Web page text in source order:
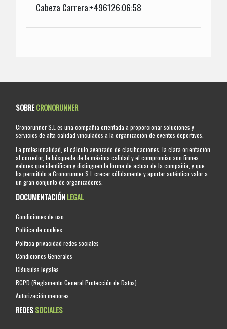
Cabeza Carrera:+496126:06:58
SOBRECRONORUNNER
Cronorunner S.L es una compañia orientada a proporcionar soluciones y
servicios de alta calidad vinculados a la organización de eventos deportivos.
La profesionalidad, el cálculo avanzado de clasificaciones, la clara orientación
al corredor, la búsqueda de la máxima calidad y el compromiso son firmes
valores que identifican y distinguen la forma de actuar de la compañia, y que
ha permitido a Cronorunner S.L crecer sólidamente y aportar auténtico valor a
un gran conjunto de organizadores.
DOCUMENTACIÓNLEGAL
Condiciones de uso
Política de cookies
Política privacidad redes sociales
Condiciones Generales
Cláusulas legales
RGPD (Reglamento General Protección de Datos)
Autorización menores
REDESSOCIALES